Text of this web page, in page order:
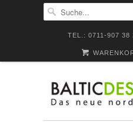
TEL.: 0711-907 38